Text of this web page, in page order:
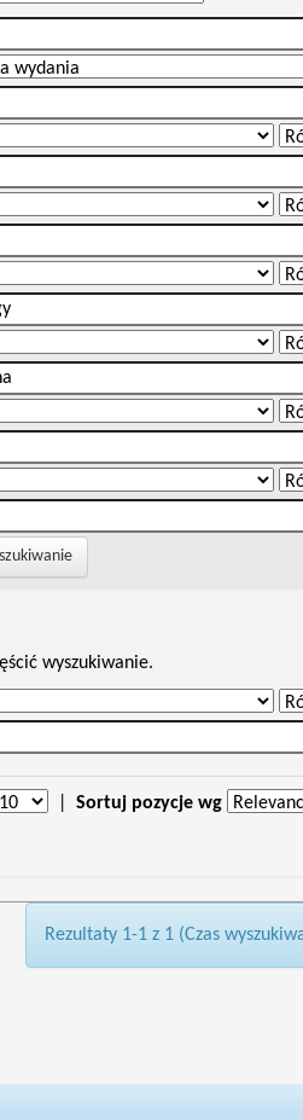
wyszukiwanie.
Sortuj pozycje wg
Rezultaty 1-1 z 1 (Czas